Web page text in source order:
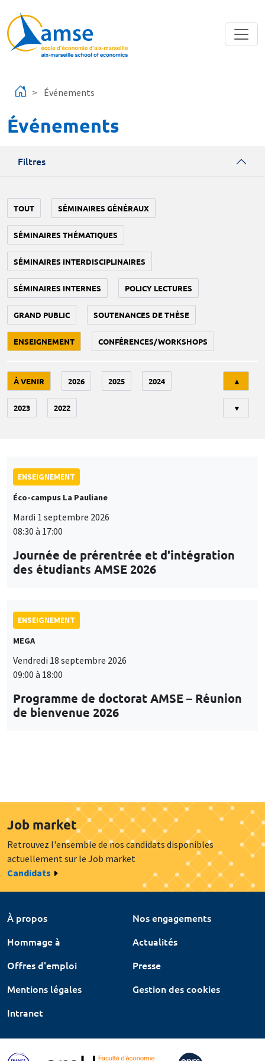
Événements
Événements
Filtres
TOUT SÉMINAIRES GÉNÉRAUX
SÉMINAIRES THÉMATIQUES
SÉMINAIRES INTERDISCIPLINAIRES
SÉMINAIRES INTERNES POLICY LECTURES
GRAND PUBLIC SOUTENANCES DE THÈSE
ENSEIGNEMENT CONFÉRENCES/WORKSHOPS
À VENIR 2026 2025 2024
2023 2022
▲
▼
ENSEIGNEMENT
Éco-campus La Pauliane
Mardi 1 septembre 2026
08:30 à 17:00
Journée de prérentrée et d'intégration
des étudiants AMSE 2026
ENSEIGNEMENT
MEGA
Vendredi 18 septembre 2026
09:00 à 18:00
Programme de doctorat AMSE – Réunion
de bienvenue 2026
Job market
Retrouvez l'ensemble de nos candidats disponibles
actuellement sur le Job market
Candidats
À propos
Nos engagements
Hommage à
Actualités
Offres d'emploi
Presse
Mentions légales
Gestion des cookies
Intranet